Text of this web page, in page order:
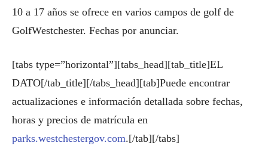
10 a 17 años se ofrece en varios campos de golf de
GolfWestchester. Fechas por anunciar.
[tabs type=”horizontal”][tabs_head][tab_title]EL
DATO[/tab_title][/tabs_head][tab]Puede encontrar
actualizaciones e información detallada sobre fechas,
horas y precios de matrícula en
parks.westchestergov.com.[/tab][/tabs]